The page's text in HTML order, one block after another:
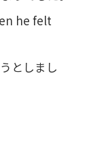
he felt
としまし